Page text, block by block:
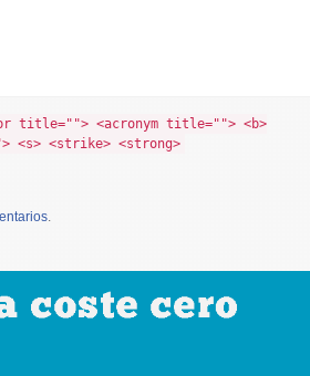
title=""> <acronym title=""> <b>
<s> <strike> <strong>
.